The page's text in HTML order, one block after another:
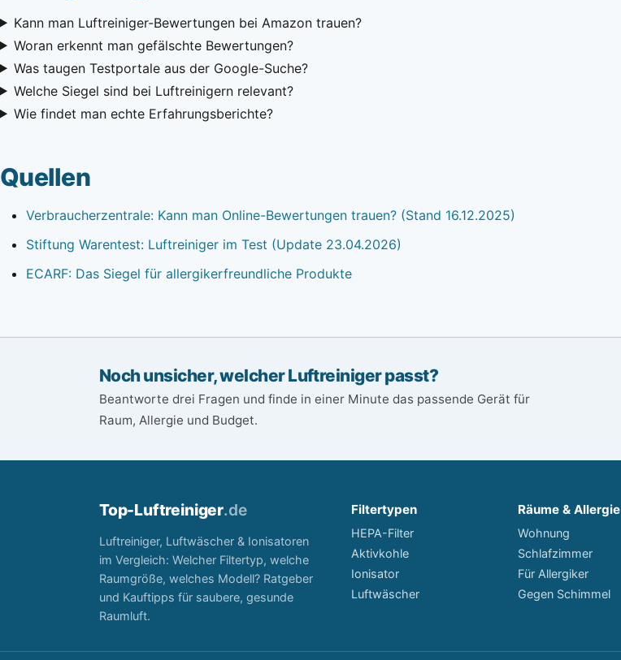
Kann man Luftreiniger-Bewertungen bei Amazon trauen?
Woran erkennt man gefälschte Bewertungen?
Was taugen Testportale aus der Google-Suche?
Welche Siegel sind bei Luftreinigern relevant?
Wie findet man echte Erfahrungsberichte?
Quellen
Verbraucherzentrale: Kann man Online-Bewertungen trauen? (Stand 16.12.2025)
Stiftung Warentest: Luftreiniger im Test (Update 23.04.2026)
ECARF: Das Siegel für allergikerfreundliche Produkte
Noch unsicher, welcher Luftreiniger passt?
Beantworte drei Fragen und finde in einer Minute das passende Gerät für
Raum, Allergie und Budget.
Top-Luftreiniger.de
Luftreiniger, Luftwäscher & Ionisatoren
im Vergleich: Welcher Filtertyp, welche
Raumgröße, welches Modell? Ratgeber
und Kauftipps für saubere, gesunde
Raumluft.
Filtertypen
HEPA-Filter
Aktivkohle
Ionisator
Luftwäscher
Räume & Allergie
Wohnung
Schlafzimmer
Für Allergiker
Gegen Schimmel